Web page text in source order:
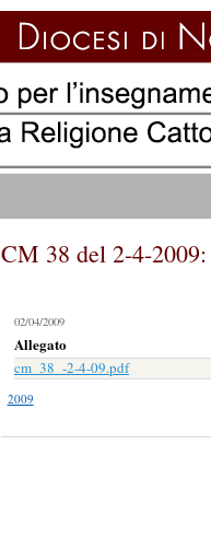
CM 38 del 2-4-
02/04/2009
Allegato
cm_38_-2-4-09.pdf
2009